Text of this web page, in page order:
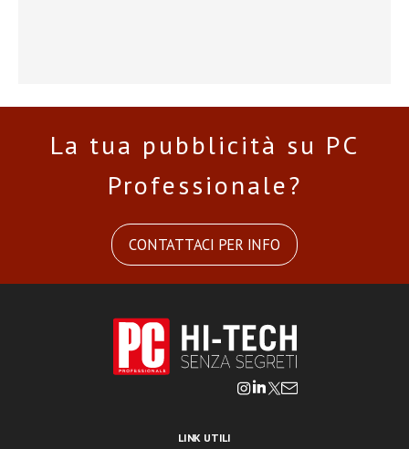
La tua pubblicità su PC
Professionale?
CONTATTACI PER INFO
LINK UTILI